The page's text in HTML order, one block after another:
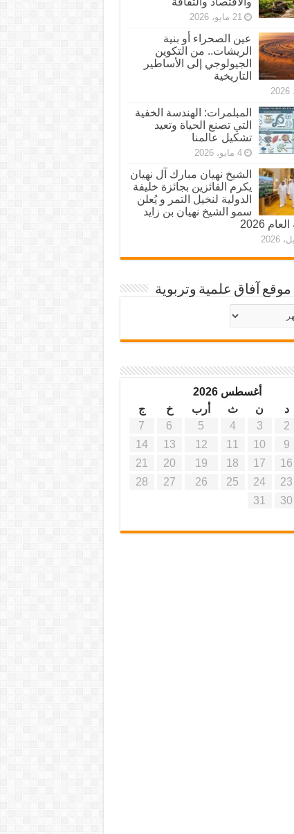
21 مايو، 2026
عين الصحراء أو بنية
الريشات.. من التكوين
الجيولوجي إلى الأساطير
التاريخية
المبلمرات: الهندسة الخفية
التي تصنع الحياة وتعيد
تشكيل عالمنا
4 مايو، 2026
الشيخ نهيان مبارك آل نهيان
يكرم الفائزين بجائزة خليفة
الدولية لنخيل التمر و يُعلن
سمو الشيخ نهيان بن زايد
2026
آفاق علمية وتربوية
أغسطس 2026
د ن ث أرب خ
ج
2
3
4
5
6
7
9
10
11
12
13
14
16
17
18
19
20
21
23
24
25
26
27
28
30
31